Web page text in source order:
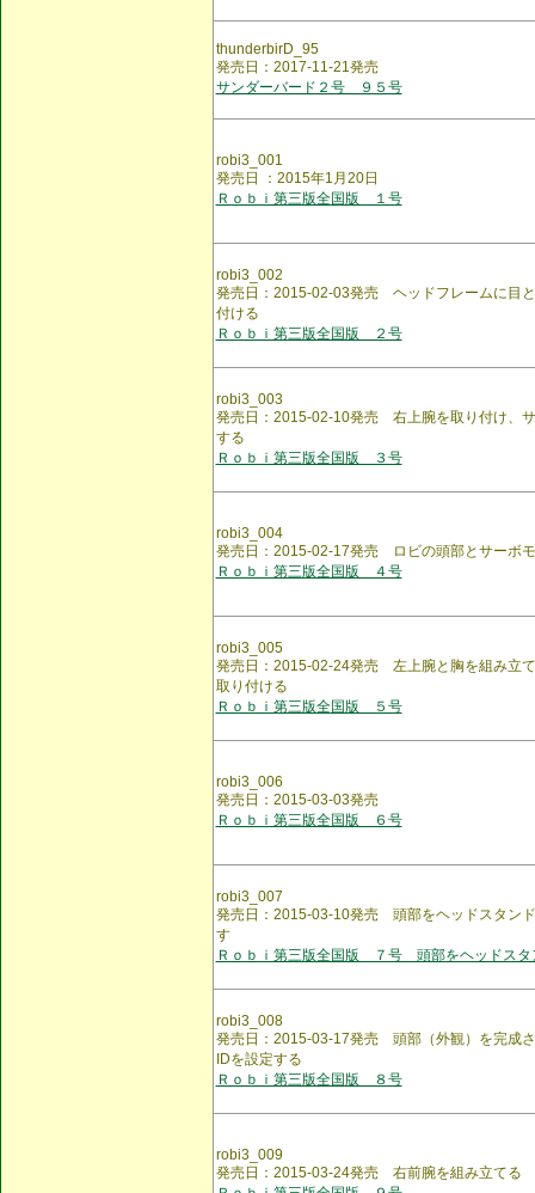
thunderbirD_95
発売日：2017-11-21発売
サンダーバード２号 ９５号
robi3_001
発売日 ：2015年1月20日
Ｒｏｂｉ第三版全国版 １号
robi3_002
発売日：2015-02-03発売 ヘッドフレームに目
付ける
Ｒｏｂｉ第三版全国版 ２号
robi3_003
発売日：2015-02-10発売 右上腕を取り付け、
する
Ｒｏｂｉ第三版全国版 ３号
robi3_004
発売日：2015-02-17発売 ロビの頭部とサーボ
Ｒｏｂｉ第三版全国版 ４号
robi3_005
発売日：2015-02-24発売 左上腕と胸を組み立
取り付ける
Ｒｏｂｉ第三版全国版 ５号
robi3_006
発売日：2015-03-03発売
Ｒｏｂｉ第三版全国版 ６号
robi3_007
発売日：2015-03-10発売 頭部をヘッドスタン
す
Ｒｏｂｉ第三版全国版 ７号 頭部をヘッドスタ
robi3_008
発売日：2015-03-17発売 頭部（外観）を完成
IDを設定する
Ｒｏｂｉ第三版全国版 ８号
robi3_009
発売日：2015-03-24発売 右前腕を組み立てる